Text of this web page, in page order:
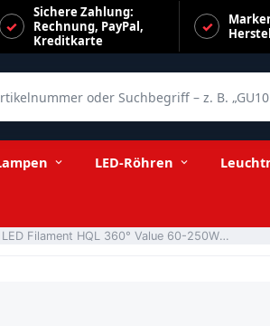
Sichere Zahlung:
Rechnung, PayPal,
Kreditkarte
LED-Röhren
Osram / Ledvance LED Filament HQL 360° Value 60-250W/827 warmweiß 8100lm E40 KVG AC 220-240V
360° Value 60-250W/827 warmweiß